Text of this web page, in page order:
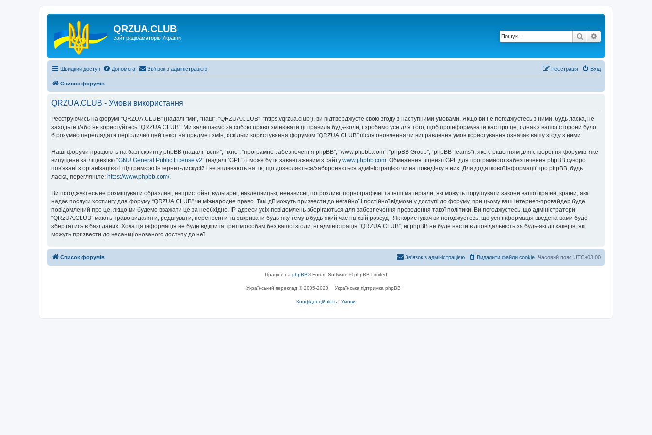
QRZUA.CLUB
сайт радіоаматорів України Пошук
Швидкий доступ Допомога Зв'язок з адміністрацією Вхід
Реєстрація
Список форумів
QRZUA.CLUB - Умови використання
Реєструючись на форумі “QRZUA.CLUB” (надалі “ми”, “наш”, “QRZUA.CLUB”, “https://qrzua.club”), ви підтверджуєте свою згоду з наступними умовами. Якщо ви не погоджуєтесь з ними, будь ласка, не
заходьте і/або не користуйтесь “QRZUA.CLUB”. Ми залишаємо за собою право змінювати ці правила будь-коли, і зробимо усе для того, щоб проінформувати вас про це, однак з вашої сторони було
б розумно переглядати періодично цей текст на предмет змін, оскільки користування форумом “QRZUA.CLUB” після оновлення чи виправлення умов користування означає вашу згоду з ними.
Наші форуми працюють на базі скрипту phpBB (надалі “вони”, “їхнє”, “програмне забезпечення phpBB”, “www.phpbb.com”, “phpBB Group”, “phpBB Teams”), яке є рішенням для створення форумів, яке
випущене за ліцензією “GNU General Public License v2” (надалі “GPL”) і може бути завантаженим з сайту www.phpbb.com. Обмеження ліцензії GPL для програмного забезпечення phpBB суворо
пов'язані з організацією і підтримкою інтернет-дискусій і не впливають на те, що дозволяється/забороняється адміністрацією чи на поведінку в них. Для додаткової інформації про phpBB, будь
ласка, перегляньте: https://www.phpbb.com/.
Ви погоджуєтесь не розміщувати образливі, непристойні, вульгарні, наклепницькі, ненависні, погрозливі, порнографічні та інші матеріали, які можуть порушувати закони вашої країни, країни, яка
надає послуги хостингу для форуму “QRZUA.CLUB” чи міжнародне право. Такі дії можуть призвести до негайної і постійної відмови у доступі до форуму, при цьому ваш інтернет-провайдер буде
повідомлений про це, якщо ми будемо вважати це за необхідне. IP-адреси усіх повідомлень зберігаються для забезпечення проведення такої політики. Ви погоджуєтесь, що адміністратори
“QRZUA.CLUB” мають право видаляти, редагувати, переносити та закривати будь-яку тему в будь-який час на свій розсуд . Як користувач ви погоджуєтесь, що уся інформація введена вами буде
зберігатись в базі даних. Хоча ця інформація не буде відкрита третім особам без вашої згоди, ні адміністрація “QRZUA.CLUB”, ні phpBB не буде нести відповідальність за будь-які дії хакерів, які
можуть призвести до несанкціонованого доступу до неї.
Список форумів Часовий пояс UTC+03:00
Видалити файли cookie
Зв'язок з адміністрацією
Працює на phpBB® Forum Software © phpBB Limited
Український переклад © 2005-2020 Українська підтримка phpBB
Конфіденційність | Умови